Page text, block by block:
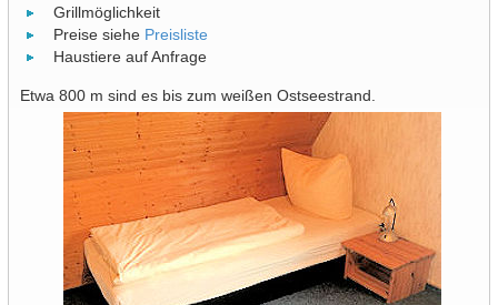
Grillmöglichkeit
Preise siehe Preisliste
Haustiere auf Anfrage
Etwa 800 m sind es bis zum weißen Ostseestrand.